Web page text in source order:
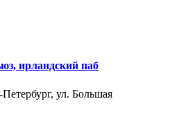
ирландский паб
ул. Большая